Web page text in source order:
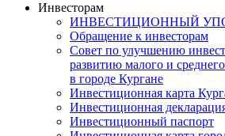
Инвесторам
ИНВЕСТИЦИОННЫЙ
Обращение к инвесторам
Совет по улучшению
развитию малого и
в городе Кургане
Инвестиционная карта
Инвестиционная
Инвестиционный паспорт